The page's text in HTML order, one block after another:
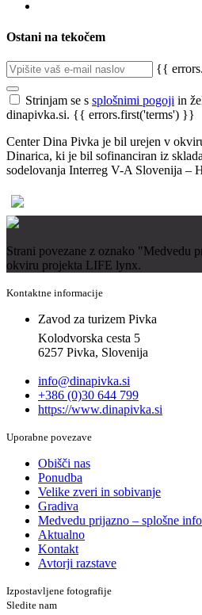
Ostani na tekočem
{{
Strinjam se s splošnimi pogoji in
dinapivka.si. {{ errors.first('terms') }}
Center Dina Pivka je bil urejen v
Dinarica, ki je bil sofinanciran iz
sodelovanja Interreg V-A Slovenija –
Strani povezane z oznako "Medvedu
okviru projekta LIFE lynx.
Kontaktne informacije
Zavod za turizem Pivka
Kolodvorska cesta 5
6257 Pivka, Slovenija
info@dinapivka.si
+386 (0)30 644 799
https://www.dinapivka.si
Uporabne povezave
Obišči nas
Ponudba
Velike zveri in sobivanje
Gradiva
Medvedu prijazno – splošne
Aktualno
Kontakt
Avtorji razstave
Izpostavljene fotografije
Sledite nam